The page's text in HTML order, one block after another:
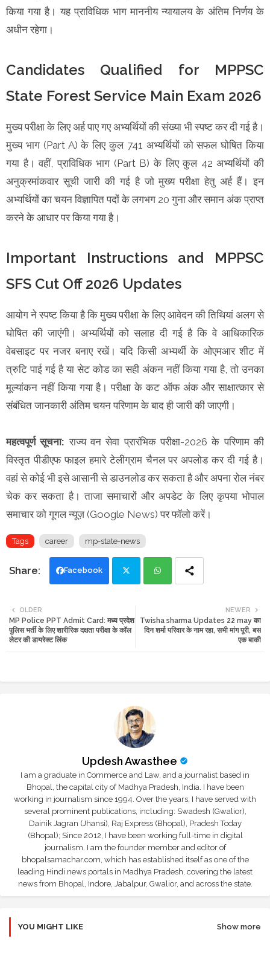
किया गया है। यह प्राविधिक भाग माननीय न्यायालय के अंतिम निर्णय के
अधीन रहेगा।
Candidates Qualified for MPPSC
State Forest Service Main Exam 2026
मुख्य परीक्षा के लिए अर्ह पाए गए अभ्यर्थियों की संख्या भी स्पष्ट कर दी गई है।
मुख्य भाग (Part A) के लिए कुल 741 अभ्यर्थियों को सफल घोषित किया
गया है। वहीं, प्राविधिक भाग (Part B) के लिए कुल 42 अभ्यर्थियों की
अनुक्रमांकवार सूची जारी की गई है जो मुख्य परीक्षा हेतु अर्ह हैं। इन
अभ्यर्थियों का चयन विज्ञापित पदों के लगभग 20 गुना और समान अंक प्राप्त
करने के आधार पर किया गया है।
Important Instructions and MPPSC
SFS Cut Off 2026 Updates
आयोग ने स्पष्ट किया है कि मुख्य परीक्षा के लिए आवेदन की तिथियां अलग से
घोषित की जाएंगी। अभ्यर्थियों को सलाह दी गई है कि वे आधिकारिक
वेबसाइट पर नजर बनाए रखें। यदि किसी अभ्यर्थी के ओएमआर शीट में
त्रुटि पाई गई है या सेट कोड का सही अंकन नहीं किया गया है, तो उनका
मूल्यांकन नहीं किया गया है। परीक्षा के कट ऑफ अंक और साक्षात्कार से
संबंधित जानकारी अंतिम चयन परिणाम के बाद ही जारी की जाएगी।
महत्वपूर्ण सूचना:राज्य वन सेवा प्रारंभिक परीक्षा-2026 के परिणाम की
विस्तृत पीडीएफ फाइल हमारे टेलीग्राम चैनल पर अपलोड कर दी गई है।
वहां से कोई भी इसे आसानी से डाउनलोड कर सकता है और अपना रोल नंबर
चेक कर सकता है। ताजा समाचारों और अपडेट के लिए कृपया भोपाल
समाचार को गूगल न्यूज़ (Google News) पर फॉलो करें।
Tags career mp-state-news
Facebook
tte ats
NEWER
Twisha sharma Updates 22 may का
दिन शर्मा परिवार के नाम रहा, सभी मांग पूरी, बस
एक बाकी
OLDER
MP Police PPT Admit Card: मध्य प्रदेश
पुलिस भर्ती के लिए शारीरिक दक्षता परीक्षा के कॉल
लेटर की डायरेक्ट लिंक
Updesh Awasthee
I am a graduate in Commerce and Law, and a journalist based in
Bhopal, the capital city of Madhya Pradesh, India. I have been
working in journalism since 1994. Over the years, I have served with
several prominent publications, including: Swadesh (Gwalior),
Dainik Jagran (Jhansi), Raj Express (Bhopal), Pradesh Today
(Bhopal); Since 2012, I have been working full-time in digital
journalism. I am the founder member and editor of
bhopalsamachar.com, which has established itself as one of the
leading Hindi news portals in Madhya Pradesh, covering the latest
news from Bhopal, Indore, Jabalpur, Gwalior, and across the state.
YOU MIGHT LIKE Show more